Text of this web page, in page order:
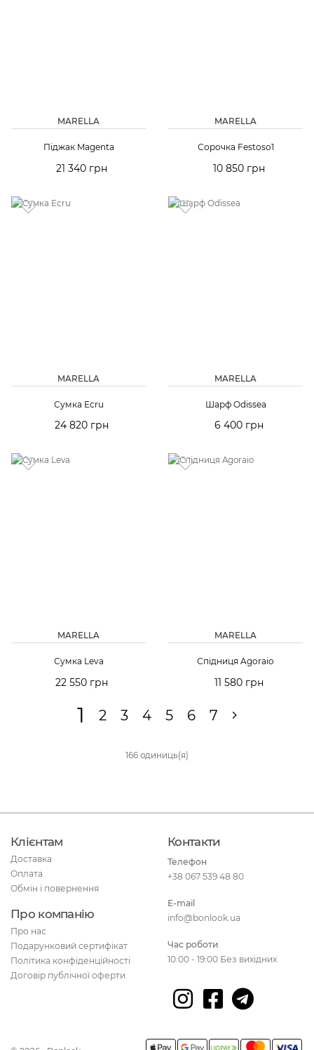
MARELLA
Піджак Magenta
21 340 грн
MARELLA
Сорочка Festoso1
10 850 грн
MARELLA
Сумка Ecru
24 820 грн
MARELLA
Шарф Odissea
6 400 грн
MARELLA
Сумка Leva
22 550 грн
MARELLA
Спідниця Agoraio
11 580 грн
1 2 3 4 5 6 7
166 одиниць(я)
Клієнтам
Доставка
Оплата
Обмін і повернення
Про компанію
Про нас
Подарунковий сертифікат
Політика конфіденційності
Договір публічної оферти
Контакти
Телефон
+38 067 539 48 80
E-mail
info@bonlook.ua
Час роботи
10:00 - 19:00 Без вихідних